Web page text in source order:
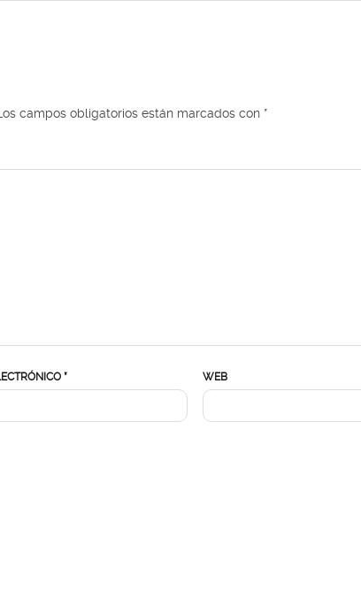
campos obligatorios están marcados con *
* WEB